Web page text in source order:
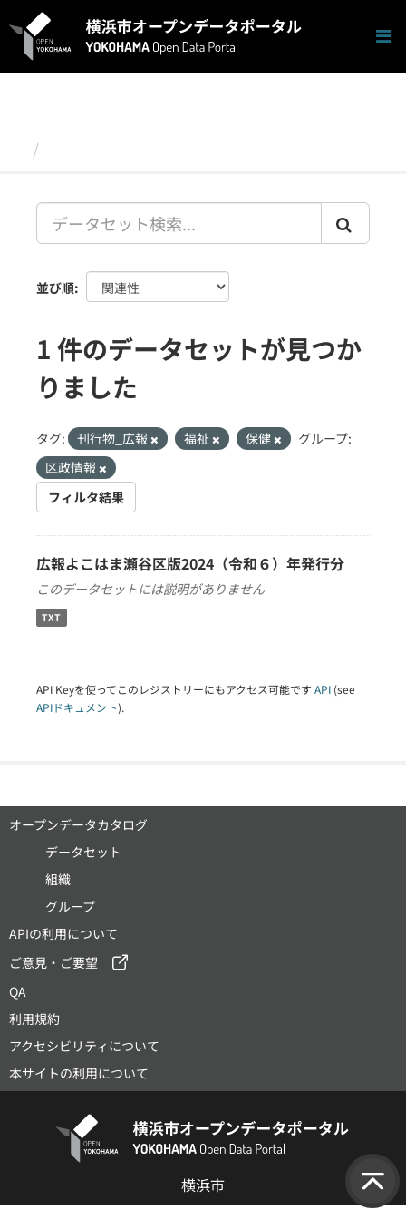
キ
並び順
1 件のデータセットが見つか
りました
タグ: 刊行物_広報 福祉 保健
グループ:
区政情報
フィルタ結果
広報よこはま瀬谷区版2024（令和６）年発行分
このデータセットには説明がありません
TXT
API Keyを使ってこのレジストリーにもアクセス可能です API (see
APIドキュメント).
オープンデータカタログ
データセット
組織
グループ
APIの利用について
ご意見・ご要望
QA
利用規約
アクセシビリティについて
本サイトの利用について
横浜市